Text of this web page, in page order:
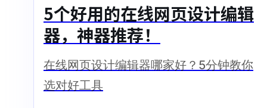
5个好用的在线网页设计编辑
器，神器推荐！
在线网页设计编辑器哪家好？5分钟教你
选对好工具